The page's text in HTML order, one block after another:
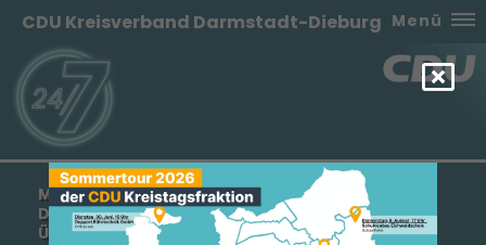
CDU Kreisverband Darmstadt-Dieburg Menü
MANFRED PENTZ MDL: MUSIKSCHULE
DARMSTADT-DIEBURG E.V. ERHÄLT ZUWENDUNG
ÜBER 5.697,00